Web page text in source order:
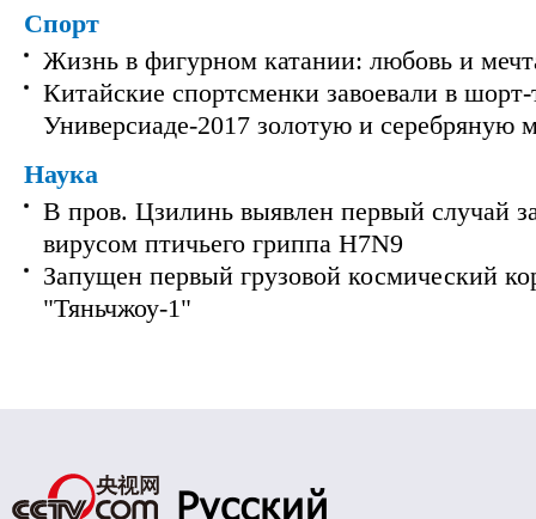
Спорт
Жизнь в фигурном катании: любовь и
Китайские спортсменки завоевали в шорт-
Универсиаде-2017 золотую и серебряную
Наука
В пров. Цзилинь выявлен первый случай
вирусом птичьего гриппа H7N9
Запущен первый грузовой космический
"Тяньчжоу-1"